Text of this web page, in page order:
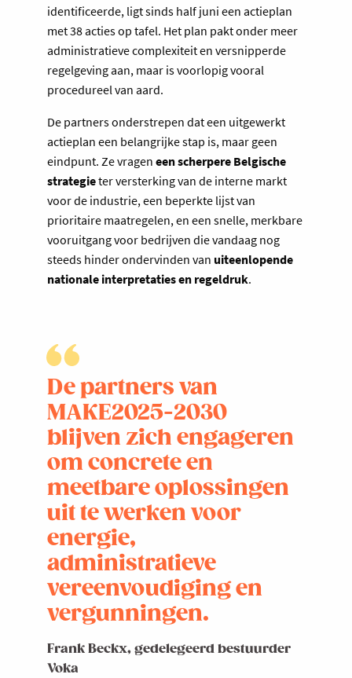
identificeerde, ligt sinds half juni een actieplan
met 38 acties op tafel. Het plan pakt onder meer
administratieve complexiteit en versnipperde
regelgeving aan, maar is voorlopig vooral
procedureel van aard.
De partners onderstrepen dat een uitgewerkt
actieplan een belangrijke stap is, maar geen
eindpunt. Ze vragen een scherpere Belgische
strategieter versterking van de interne markt
voor de industrie, een beperkte lijst van
prioritaire maatregelen, en een snelle, merkbare
vooruitgang voor bedrijven die vandaag nog
steeds hinder ondervinden van uiteenlopende
nationale interpretaties en regeldruk.
De partners van
MAKE2025-2030
blijven zich engageren
om concrete en
meetbare oplossingen
uit te werken voor
energie,
administratieve
vereenvoudiging en
vergunningen.
Frank Beckx, gedelegeerd bestuurder
Voka